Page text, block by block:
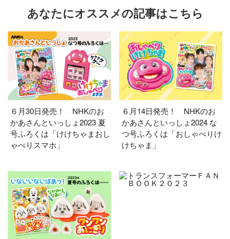
あなたにオススメの記事はこちら
６月30日発売！ NHKのお
かあさんといっしょ2023 夏
号ふろくは「けけちゃまおし
ゃべりスマホ」
６月14日発売！ NHKのお
かあさんといっしょ2024 な
つ号ふろくは「おしゃべりけ
けちゃま」